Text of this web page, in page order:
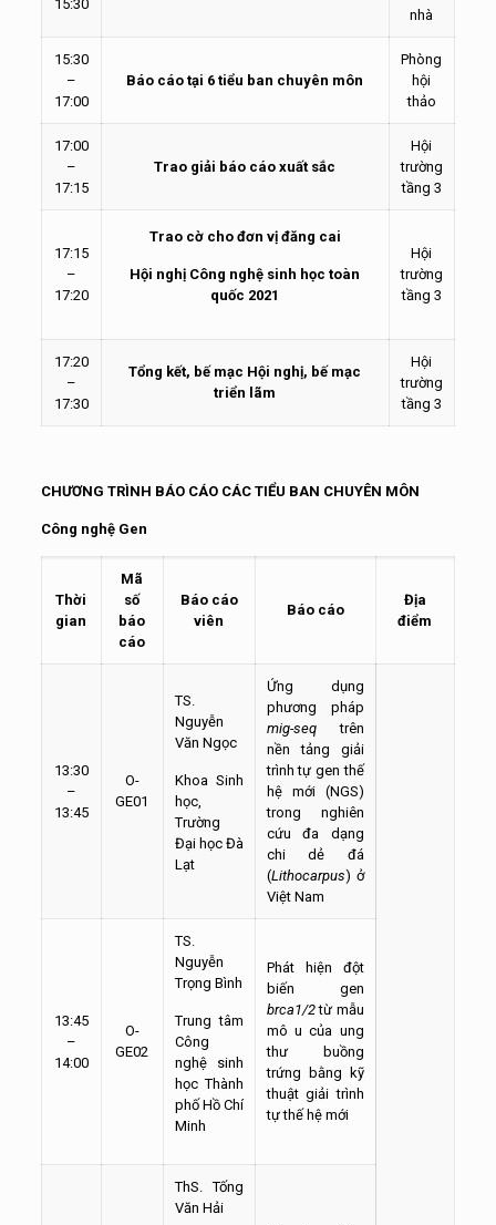
15:30
nhà
15:30
–
17:00
Báo cáo tại 6 tiểu ban chuyên môn
Phòng
hội
thảo
17:00
–
17:15
Trao giải báo cáo xuất sắc
Hội
trường
tầng 3
17:15
–
17:20
Trao cờ cho đơn vị đăng cai
Hội nghị Công nghệ sinh học toàn
quốc 2021
Hội
trường
tầng 3
17:20
–
17:30
Tổng kết, bế mạc Hội nghị, bế mạc
triển lãm
Hội
trường
tầng 3
CHƯƠNG TRÌNH BÁO CÁO CÁC TIỂU BAN CHUYÊN MÔN
Công nghệ Gen
Thời
gian
Mã
số
báo
cáo
Báo cáo
viên
Báo cáo
Địa
điểm
13:30
–
13:45
O-
GE01
TS.
Nguyễn
Văn Ngọc
Khoa Sinh
học,
Trường
Đại học Đà
Lạt
Ứng dụng
phương pháp
mig-seqtrên
nền tảng giải
trình tự gen thế
hệ mới (NGS)
trong nghiên
cứu đa dạng
chi dẻ đá
(Lithocarpus) ở
Việt Nam
13:45
–
14:00
O-
GE02
TS.
Nguyễn
Trọng Bình
Trung tâm
Công
nghệ sinh
học Thành
phố Hồ Chí
Minh
Phát hiện đột
biến gen
brca1/2từ mẫu
mô u của ung
thư buồng
trứng bằng kỹ
thuật giải trình
tự thế hệ mới
ThS. Tống
Văn Hải